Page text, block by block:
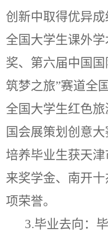
创新中取得优异
全国大学生课外
奖、第六届中国国
筑梦之旅”赛道全
全国大学生红色
国会展策划创意
培养毕业生获天
来奖学金、南开
项荣誉。
3.毕业去向：